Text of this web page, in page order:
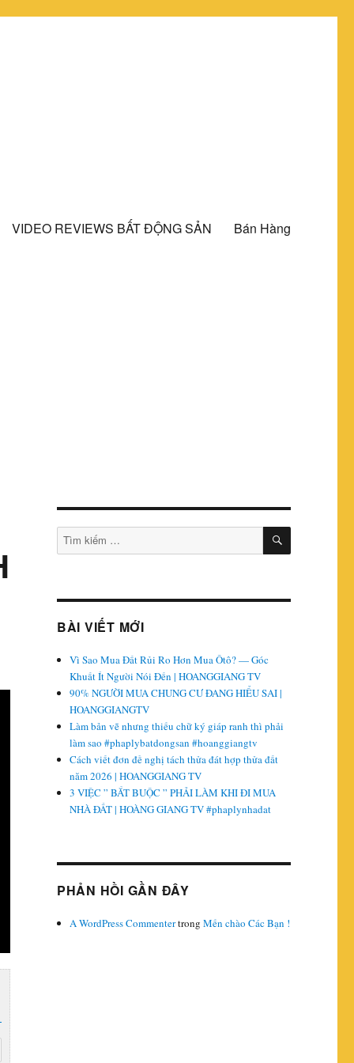
VIDEO REVIEWS BẤT ĐỘNG SẢN Bán Hàng
Tìm
kiếm:
TÌM
BÀI VIẾT MỚI
Vì Sao Mua Đất Rủi Ro Hơn Mua Ôtô? — Góc
Khuất Ít Người Nói Đến | HOANGGIANG TV
90% NGƯỜI MUA CHUNG CƯ ĐANG HIỂU SAI |
HOANGGIANGTV
Làm bản vẽ nhưng thiếu chữ ký giáp ranh thì phải
làm sao #phaplybatdongsan #hoanggiangtv
Cách viết đơn đề nghị tách thửa đát hợp thửa đất
năm 2026 | HOANGGIANG TV
3 VIỆC ” BẮT BUỘC ” PHẢI LÀM KHI ĐI MUA
NHÀ ĐẤT | HOÀNG GIANG TV #phaplynhadat
PHẢN HỒI GẦN ĐÂY
A WordPress CommentertrongMến chào Các Bạn !